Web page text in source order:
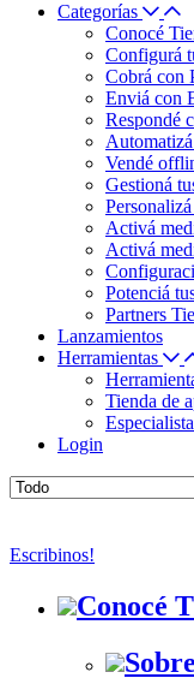
Categorías
Conocé
Configurá
Cobrá con
Enviá con
Respondé
Vendé
Gestioná
Activá
Activá
Potenciá
Partners
Lanzamientos
Herramientas
Tienda de
Login
Escribinos!
Conocé